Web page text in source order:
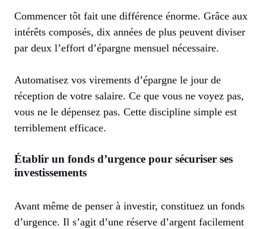
Commencer tôt fait une différence énorme. Grâce aux
intérêts composés, dix années de plus peuvent diviser
par deux l’effort d’épargne mensuel nécessaire.
Automatisez vos virements d’épargne le jour de
réception de votre salaire. Ce que vous ne voyez pas,
vous ne le dépensez pas. Cette discipline simple est
terriblement efficace.
Établir un fonds d’urgence pour sécuriser ses
investissements
Avant même de penser à investir, constituez un fonds
d’urgence. Il s’agit d’une réserve d’argent facilement